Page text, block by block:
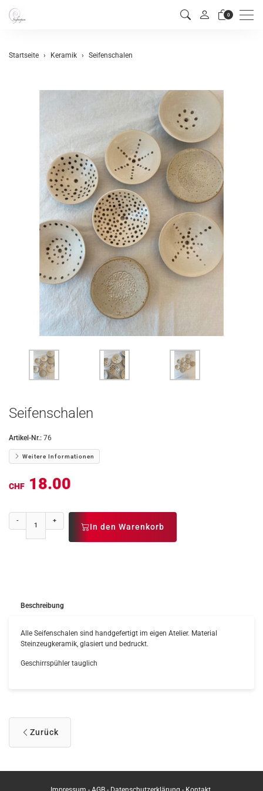
0 Menu
Startseite Keramik Seifenschalen
Seifenschalen
Artikel-Nr.: 76
Weitere Informationen
CHF 18.00
- +
In den Warenkorb
Beschreibung
Alle Seifenschalen sind handgefertigt im eigen Atelier. Material
Steinzeugkeramik, glasiert und bedruckt.
Geschirrspühler tauglich
Zurück